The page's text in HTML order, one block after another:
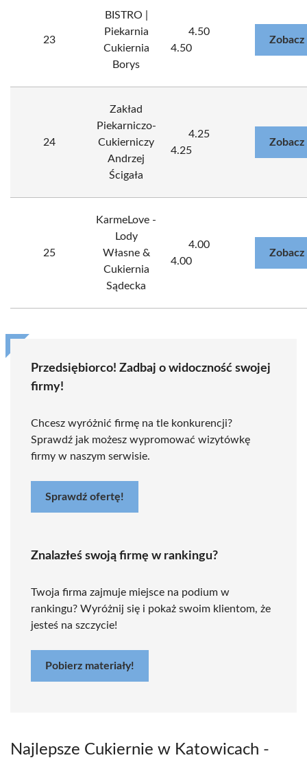
23
BISTRO |
Piekarnia
Cukiernia
Borys
4.50
4.50
Zobacz
24
Zakład
Piekarniczo-
Cukierniczy
Andrzej
Ścigała
4.25
4.25
Zobacz
25
KarmeLove -
Lody
Własne &
Cukiernia
Sądecka
4.00
4.00
Zobacz
Przedsiębiorco! Zadbaj o widoczność swojej
firmy!
Chcesz wyróżnić firmę na tle konkurencji?
Sprawdź jak możesz wypromować wizytówkę
firmy w naszym serwisie.
Sprawdź ofertę!
Znalazłeś swoją firmę w rankingu?
Twoja firma zajmuje miejsce na podium w
rankingu? Wyróżnij się i pokaż swoim klientom, że
jesteś na szczycie!
Pobierz materiały!
Najlepsze Cukiernie w Katowicach -